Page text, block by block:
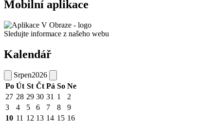
Mobilní aplikace
Sledujte informace z našeho webu
Kalendář
Srpen2026
Po Út St Čt Pá So Ne
27 28 29 30 31 1
2
3
4 5 6 7 8
9
10 11 12 13 14 15 16